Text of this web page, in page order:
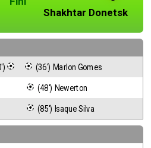
Shakhtar Donetsk
(36') Marlon Gomes
(48') Newerton
(85') Isaque Silva